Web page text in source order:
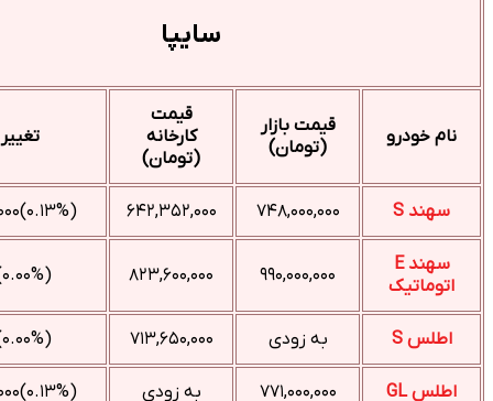
قیمت بازار
(تومان)
قیمت
کارخانه
(تومان)
۷۴۸,۰۰۰,۰۰۰ ۶۴۲,۳۵۲,۰۰۰ (‎۰.۱۳%‌)‎۱,۰۰۰,۰۰۰‌
۹۹۰,۰۰۰,۰۰۰ ۸۲۳,۶۰۰,۰۰۰ (۰.۰۰%)۰
به زودی ۷۱۳,۶۵۰,۰۰۰ (۰.۰۰%)۰
۷۷۱,۰۰۰,۰۰۰ به زودی (‎۰.۱۳%‌)‎۱,۰۰۰,۰۰۰‌